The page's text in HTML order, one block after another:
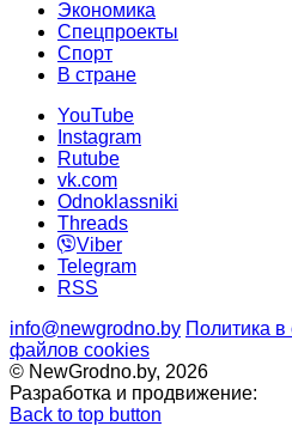
Экономика
Спецпроекты
Cпорт
В стране
YouTube
Instagram
Rutube
vk.com
Odnoklassniki
Threads
Viber
Telegram
RSS
info@newgrodno.by Политика
файлов cookies
© NewGrodno.by, 2026
Разработка и продвижение:
Back to top button